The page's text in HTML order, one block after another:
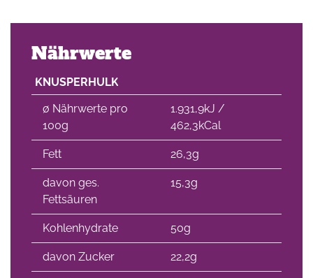
Nährwerte
KNUSPERHULK
∅ Nährwerte pro
100g
1.931,9kJ /
462,3kCal
Fett 26,3g
davon ges.
Fettsäuren
15,3g
Kohlenhydrate 50g
davon Zucker 22,2g